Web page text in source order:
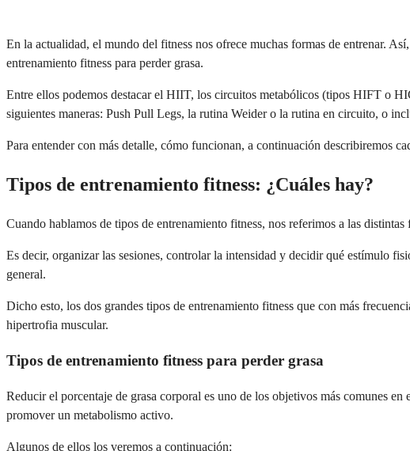
En la actualidad, el mundo del fitness nos ofrece muchas formas de entrenar.
entrenamiento fitness para perder grasa.
Entre ellos podemos destacar el HIIT, los circuitos metabólicos (tipos HIFT o
siguientes maneras: Push Pull Legs, la rutina Weider o la rutina en circuito, o
Para entender con más detalle, cómo funcionan, a continuación describiremos
Tipos de entrenamiento fitness: ¿Cuáles hay?
Cuando hablamos de tipos de entrenamiento fitness, nos referimos a las
Es decir, organizar las sesiones, controlar la intensidad y decidir qué estímulo
general.
Dicho esto, los dos grandes tipos de entrenamiento fitness que con más
hipertrofia muscular.
Tipos de entrenamiento fitness para perder grasa
Reducir el porcentaje de grasa corporal es uno de los objetivos más comunes
promover un metabolismo activo.
Algunos de ellos los veremos a continuación: